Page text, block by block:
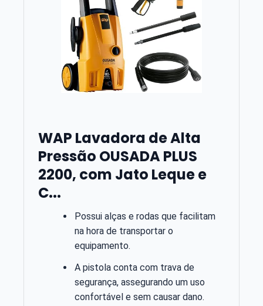
WAP Lavadora de Alta
Pressão OUSADA PLUS
2200, com Jato Leque e
C...
Possui alças e rodas que facilitam
na hora de transportar o
equipamento.
A pistola conta com trava de
segurança, assegurando um uso
confortável e sem causar dano.